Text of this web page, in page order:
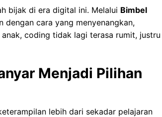
bijak di era digital ini. Melalui Bimbel
dengan cara yang menyenangkan,
coding tidak lagi terasa rumit, justru
Menjadi Pilihan
lebih dari sekadar pelajaran